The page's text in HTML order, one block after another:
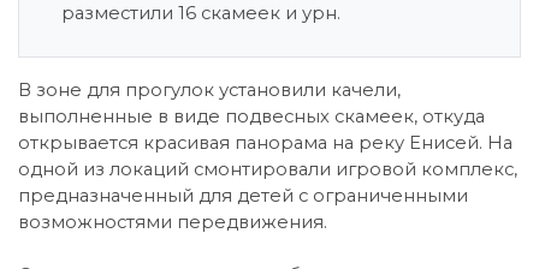
разместили 16 скамеек и урн.
В зоне для прогулок установили качели,
выполненные в виде подвесных скамеек, откуда
открывается красивая панорама на реку Енисей. На
одной из локаций смонтировали игровой комплекс,
предназначенный для детей с ограниченными
возможностями передвижения.